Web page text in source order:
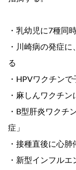
・乳幼児に7種同
・川崎病の発症
る
・HPVワクチン
・麻しんワクチ
・B型肝炎ワクチ
症」
・接種直後に心
・新型インフル